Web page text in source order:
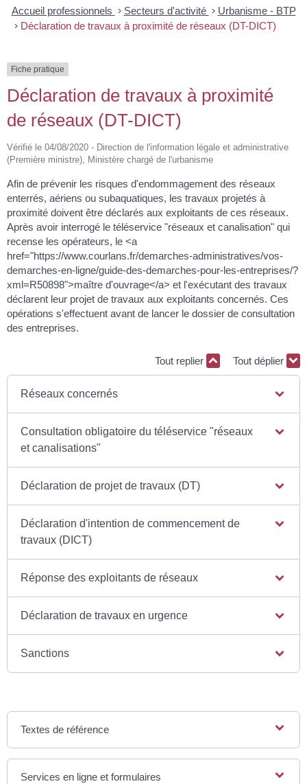
Accueil professionnels > Secteurs d'activité > Urbanisme - BTP
> Déclaration de travaux à proximité de réseaux (DT-DICT)
Fiche pratique
Déclaration de travaux à proximité
de réseaux (DT-DICT)
Vérifié le 04/08/2020 - Direction de l'information légale et administrative
(Première ministre), Ministère chargé de l'urbanisme
Afin de prévenir les risques d'endommagement des réseaux
enterrés, aériens ou subaquatiques, les travaux projetés à
proximité doivent être déclarés aux exploitants de ces réseaux.
Après avoir interrogé le téléservice "réseaux et canalisation" qui
recense les opérateurs, le <a
href="https://www.courlans.fr/demarches-administratives/vos-
demarches-en-ligne/guide-des-demarches-pour-les-entreprises/?
xml=R50898">maître d'ouvrage</a> et l'exécutant des travaux
déclarent leur projet de travaux aux exploitants concernés. Ces
opérations s'effectuent avant de lancer le dossier de consultation
des entreprises.
Tout replier Tout déplier
Réseaux concernés
Consultation obligatoire du téléservice "réseaux
et canalisations"
Déclaration de projet de travaux (DT)
Déclaration d'intention de commencement de
travaux (DICT)
Réponse des exploitants de réseaux
Déclaration de travaux en urgence
Sanctions
Textes de référence
Services en ligne et formulaires